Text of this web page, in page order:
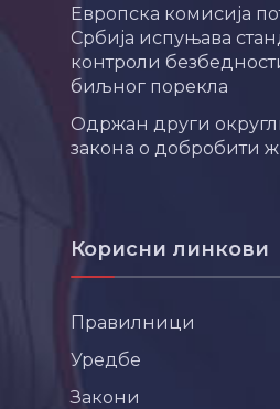
Европска комисија
Србија испуњава
контроли
биљног порекла
Одржан други
закона о добробити
Корисни линкови
Правилници
Уредбе
Закони